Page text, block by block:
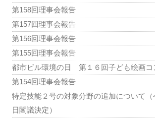
第158回理事会報告
第157回理事会報告
第156回理事会報告
第155回理事会報告
都市ビル環境の日 第１６回子ども絵画コ
第154回理事会報告
特定技能２号の対象分野の追加について（
日閣議決定）